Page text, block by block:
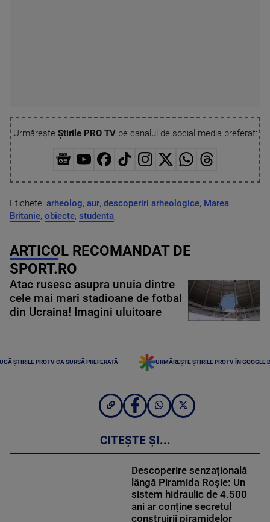
Urmărește Știrile PRO TVpe canalul de social media preferat:
Etichete: arheolog, aur, descoperiri arheologice, Marea
Britanie, obiecte, studenta,
ARTICOL RECOMANDAT DE
SPORT.RO
Atac rusesc asupra unuia dintre
cele mai mari stadioane de fotbal
din Ucraina! Imagini uluitoare
ȘTIRILE PROTV CA SURSĂ PREFERATĂ URMĂREȘTE ȘTIRILE PROTV ÎN GOOGLE
CITEȘTE ȘI...
Descoperire senzațională
lângă Piramida Roșie: Un
sistem hidraulic de 4.500
ani ar conține secretul
construirii piramidelor